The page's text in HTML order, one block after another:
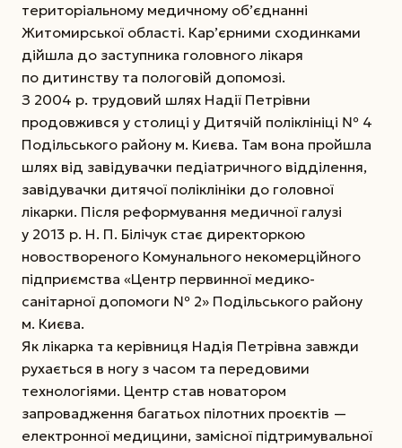
територіальному медичному об’єднанні
Житомирської області. Кар’єрними сходинками
дійшла до заступника головного лікаря
по дитинству та пологовій допомозі.
З 2004 р. трудовий шлях Надії Петрівни
продовжився у столиці у Дитячій поліклініці № 4
Подільського району м. Києва. Там вона пройшла
шлях від завідувачки педіатричного відділення,
завідувачки дитячої поліклініки до головної
лікарки. Після реформування медичної галузі
у 2013 р. Н. П. Білічук стає директоркою
новоствореного Комунального некомерційного
підприємства «Центр первинної медико-
санітарної допомоги № 2» Подільського району
м. Києва.
Як лікарка та керівниця Надія Петрівна завжди
рухається в ногу з часом та передовими
технологіями. Центр став новатором
запровадження багатьох пілотних проєктів —
електронної медицини, замісної підтримувальної